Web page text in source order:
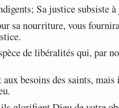
Sa justice subsiste
sa nourriture, vous
de libéralités qui, par
besoins des saints,